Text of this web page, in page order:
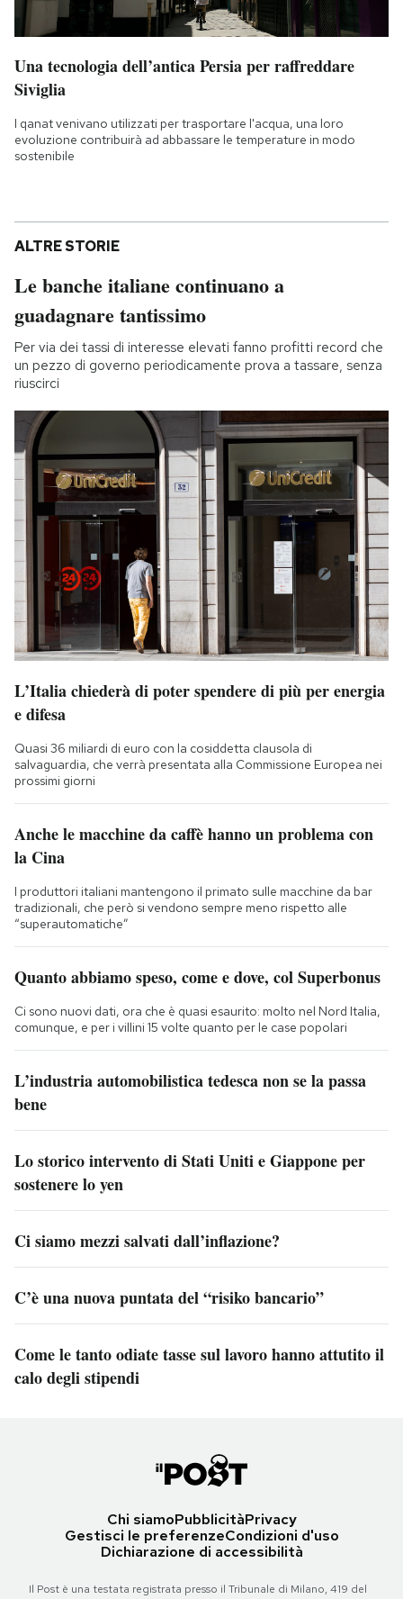
Una tecnologia dell’antica Persia per raffreddare
Siviglia
I qanat venivano utilizzati per trasportare l'acqua, una loro
evoluzione contribuirà ad abbassare le temperature in modo
sostenibile
ALTRE STORIE
Le banche italiane continuano a
guadagnare tantissimo
Per via dei tassi di interesse elevati fanno profitti record che
un pezzo di governo periodicamente prova a tassare, senza
riuscirci
L’Italia chiederà di poter spendere di più per energia
e difesa
Quasi 36 miliardi di euro con la cosiddetta clausola di
salvaguardia, che verrà presentata alla Commissione Europea nei
prossimi giorni
Anche le macchine da caffè hanno un problema con
la Cina
I produttori italiani mantengono il primato sulle macchine da bar
tradizionali, che però si vendono sempre meno rispetto alle
“superautomatiche”
Quanto abbiamo speso, come e dove, col Superbonus
Ci sono nuovi dati, ora che è quasi esaurito: molto nel Nord Italia,
comunque, e per i villini 15 volte quanto per le case popolari
L’industria automobilistica tedesca non se la passa
bene
Lo storico intervento di Stati Uniti e Giappone per
sostenere lo yen
Ci siamo mezzi salvati dall’inflazione?
C’è una nuova puntata del “risiko bancario”
Come le tanto odiate tasse sul lavoro hanno attutito il
calo degli stipendi
Chi siamoPubblicitàPrivacy
Gestisci le preferenzeCondizioni d'uso
Dichiarazione di accessibilità
Il Post è una testata registrata presso il Tribunale di Milano, 419 del